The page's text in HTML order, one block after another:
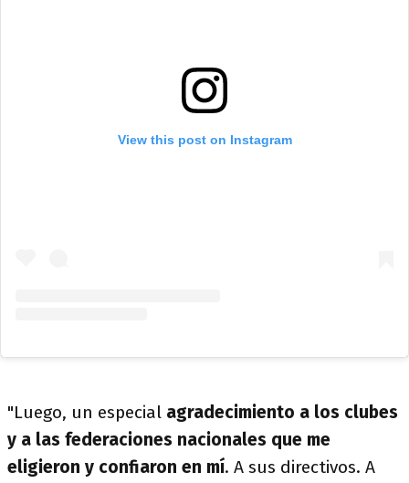
View this post on Instagram
"Luego, un especial agradecimiento a los clubes
y a las federaciones nacionales que me
eligieron y confiaron en mí. A sus directivos. A